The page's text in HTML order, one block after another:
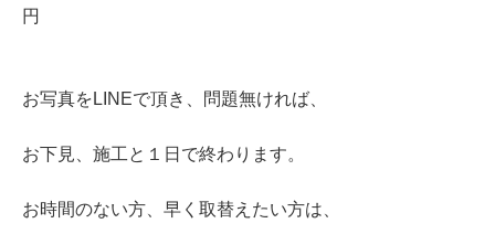
円
お写真をLINEで頂き、問題無ければ、
お下見、施工と１日で終わります。
お時間のない方、早く取替えたい方は、